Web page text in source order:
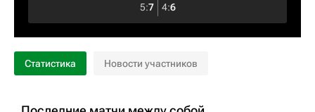
5:7 4:6
Статистика Новости участников